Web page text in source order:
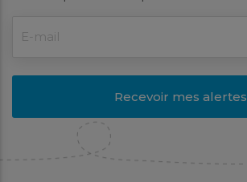
Recevoir mes alertes